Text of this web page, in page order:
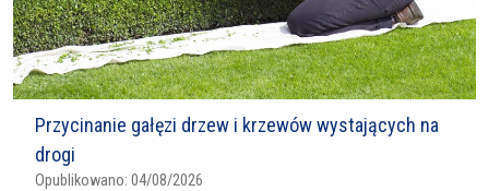
Przycinanie gałęzi drzew i krzewów wystających na
drogi
Opublikowano: 04/08/2026